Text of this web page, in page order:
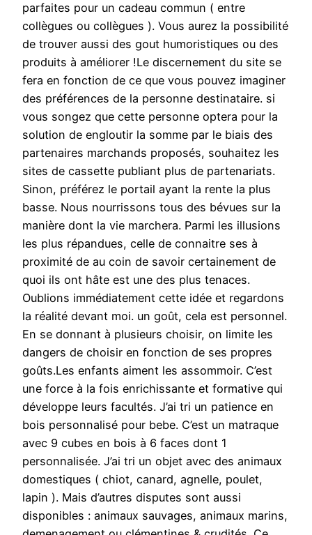
parfaites pour un cadeau commun ( entre
collègues ou collègues ). Vous aurez la possibilité
de trouver aussi des gout humoristiques ou des
produits à améliorer !Le discernement du site se
fera en fonction de ce que vous pouvez imaginer
des préférences de la personne destinataire. si
vous songez que cette personne optera pour la
solution de engloutir la somme par le biais des
partenaires marchands proposés, souhaitez les
sites de cassette publiant plus de partenariats.
Sinon, préférez le portail ayant la rente la plus
basse. Nous nourrissons tous des bévues sur la
manière dont la vie marchera. Parmi les illusions
les plus répandues, celle de connaitre ses à
proximité de au coin de savoir certainement de
quoi ils ont hâte est une des plus tenaces.
Oublions immédiatement cette idée et regardons
la réalité devant moi. un goût, cela est personnel.
En se donnant à plusieurs choisir, on limite les
dangers de choisir en fonction de ses propres
goûts.Les enfants aiment les assommoir. C’est
une force à la fois enrichissante et formative qui
développe leurs facultés. J’ai tri un patience en
bois personnalisé pour bebe. C’est un matraque
avec 9 cubes en bois à 6 faces dont 1
personnalisée. J’ai tri un objet avec des animaux
domestiques ( chiot, canard, agnelle, poulet,
lapin ). Mais d’autres disputes sont aussi
disponibles : animaux sauvages, animaux marins,